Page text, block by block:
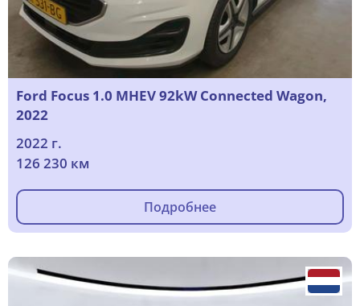
Ford Focus 1.0 MHEV 92kW Connected Wagon,
2022
2022 г.
126 230 км
Подробнее